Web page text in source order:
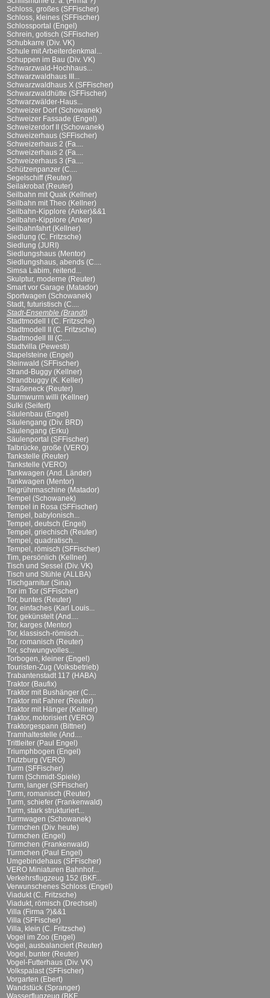
Schloss, großes (SFFischer)
Schloss, kleines (SFFischer)
Schlossportal (Engel)
Schrein, gotisch (SFFischer)
Schubkarre (Div. VK)
Schule mit Arbeiterdenkmal...
Schuppen im Bau (Div. VK)
Schwarzwald-Hochhaus...
Schwarzwaldhaus III...
Schwarzwaldhaus X (SFFischer)
Schwarzwaldhütte (SFFischer)
Schwarzwälder-Haus...
Schweizer Dorf (Schowanek)
Schweizer Fassade (Engel)
Schweizerdorf II (Schowanek)
Schweizerhaus (SFFischer)
Schweizerhaus 2 (Fa....
Schweizerhaus 2 (Fa....
Schweizerhaus 3 (Fa....
Schützenpanzer (C....
Segelschiff (Reuter)
Seilakrobat (Reuter)
Seilbahn mit Quak (Kellner)
Seilbahn mit Theo (Kellner)
Seilbahn-Kipplore (Anker)&&1
Seilbahn-Kipplore (Anker)
Seilbahnfahrt (Kellner)
Siedlung (C. Fritzsche)
Siedlung (JURI)
Siedlungshaus (Mentor)
Siedlungshaus, abends (C....
Simsa Labim, reitend...
Skulptur, moderne (Reuter)
Smart vor Garage (Matador)
Sportwagen (Schowanek)
Stadt, futuristisch (C....
Stadt-Ensemble (Brandt)
Stadtmodell I (C. Fritzsche)
Stadtmodell II (C. Fritzsche)
Stadtmodell III (C....
Stadtvilla (Pewesti)
Stapelsteine (Engel)
Steinwald (SFFischer)
Strand-Buggy (Kellner)
Strandbuggy (K. Keller)
Straßeneck (Reuter)
Sturmwurm willi (Kellner)
Sulki (Seifert)
Säulenbau (Engel)
Säulengang (Div. BRD)
Säulengang (Erku)
Säulenportal (SFFischer)
Talbrücke, große (VERO)
Tankstelle (Reuter)
Tankstelle (VERO)
Tankwagen (And. Länder)
Tankwagen (Mentor)
Teigrührmaschine (Matador)
Tempel (Schowanek)
Tempel in Rosa (SFFischer)
Tempel, babylonisch...
Tempel, deutsch (Engel)
Tempel, griechisch (Reuter)
Tempel, quadratisch...
Tempel, römisch (SFFischer)
Tim, persönlich (Kellner)
Tisch und Sessel (Div. VK)
Tisch und Stühle (ALLBA)
Tischgarnitur (Sina)
Tor im Tor (SFFischer)
Tor, buntes (Reuter)
Tor, einfaches (Karl Louis...
Tor, gekünstelt (And....
Tor, karges (Mentor)
Tor, klassisch-römisch...
Tor, romanisch (Reuter)
Tor, schwungvolles...
Torbogen, kleiner (Engel)
Touristen-Zug (Volksbetrieb)
Trabantenstadt 117 (HABA)
Traktor (Baufix)
Traktor mit Bushänger (C....
Traktor mit Fahrer (Reuter)
Traktor mit Hänger (Kellner)
Traktor, motorisiert (VERO)
Traktorgespann (Bittner)
Tramhaltestelle (And....
Trittleiter (Paul Engel)
Triumphbogen (Engel)
Trutzburg (VERO)
Turm (SFFischer)
Turm (Schmidt-Spiele)
Turm, langer (SFFischer)
Turm, romanisch (Reuter)
Turm, schiefer (Frankenwald)
Turm, stark strukturiert...
Turmwagen (Schowanek)
Türmchen (Div. heute)
Türmchen (Engel)
Türmchen (Frankenwald)
Türmchen (Paul Engel)
Umgebindehaus (SFFischer)
VERO Miniaturen Bahnhof...
Verkehrsflugzeug 152 (BKF...
Verwunschenes Schloss (Engel)
Viadukt (C. Fritzsche)
Viadukt, römisch (Drechsel)
Villa (Firma ?)&&1
Villa (SFFischer)
Villa, klein (C. Fritzsche)
Vogel im Zoo (Engel)
Vogel, ausbalanciert (Reuter)
Vogel, bunter (Reuter)
Vogel-Futterhaus (Div. VK)
Volkspalast (SFFischer)
Vorgarten (Ebert)
Wandstück (Spranger)
Wasserflugzeug (BKF